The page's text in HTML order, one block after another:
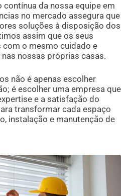
da nossa equipe em
no mercado assegura que
soluções à disposição dos
assim que os seus
o mesmo cuidado e
nossas próprias casas.
não é apenas escolher
é escolher uma empresa que
e a satisfação do
transformar cada espaço
instalação e manutenção de